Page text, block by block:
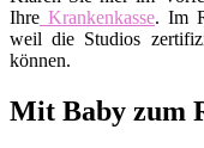
Ihre Krankenkasse. Im
weil die Studios
können.
Mit Baby zum